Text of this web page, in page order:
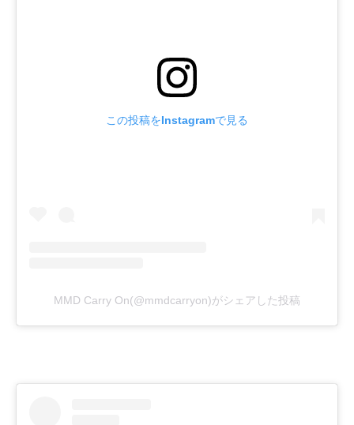
この投稿をInstagramで見る
MMD Carry On(@mmdcarryon)がシェアした投稿